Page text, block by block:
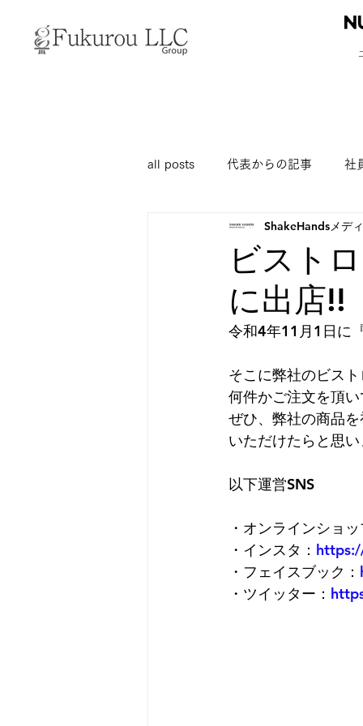
all posts 代表からの記事 社
ビスト
に出店!!
ShakeHandsメデ
令和4年11月1日に
そこに弊社のビス
何件かご注文を頂い
ぜひ、弊社の商品
いただけたらと思い
以下運営SNS
・オンラインショッ
・インスタ：
・フェイスブック：
・ツイッター：